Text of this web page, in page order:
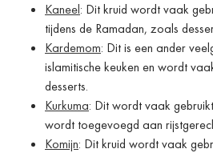
Kaneel: Dit kruid wordt vaak
tijdens de Ramadan, zoals
Kardemom: Dit is een ander
islamitische keuken en wordt
desserts.
Kurkuma: Dit wordt vaak
wordt toegevoegd aan
Komijn: Dit kruid wordt vaak